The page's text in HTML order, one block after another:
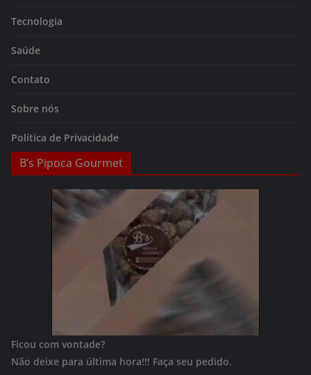
Tecnologia
Saúde
Contato
Sobre nós
Política de Privacidade
B’s Pipoca Gourmet
Ficou com vontade?
Não deixe para última hora!!! Faça seu pedido.